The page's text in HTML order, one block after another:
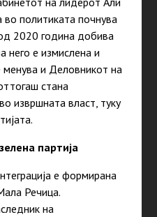
политиката почнува
2020 година добива
него е измислена и
и Деловникот на
стана
извршната власт, туку
партија
е формирана
Речица.
на